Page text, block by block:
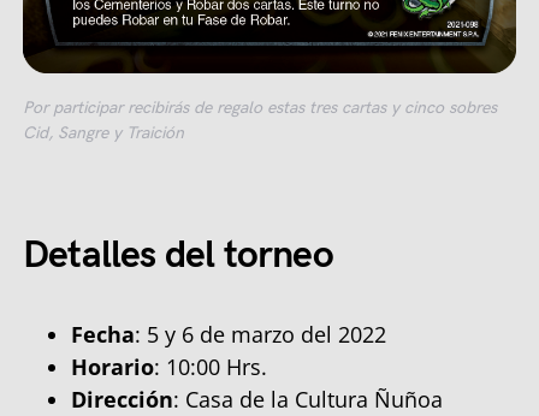
Por participar recibirás de regalo estas tres cartas y cinco sobres
Cid, Sangre y Traición
Detalles del torneo
Fecha: 5 y 6 de marzo del 2022
Horario: 10:00 Hrs.
Dirección: Casa de la Cultura Ñuñoa